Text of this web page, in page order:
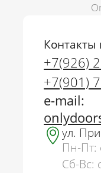
Контакты
+7(926)
+7(901)
e-mail:
ул.
Пн-Пт:
Сб-Вс: